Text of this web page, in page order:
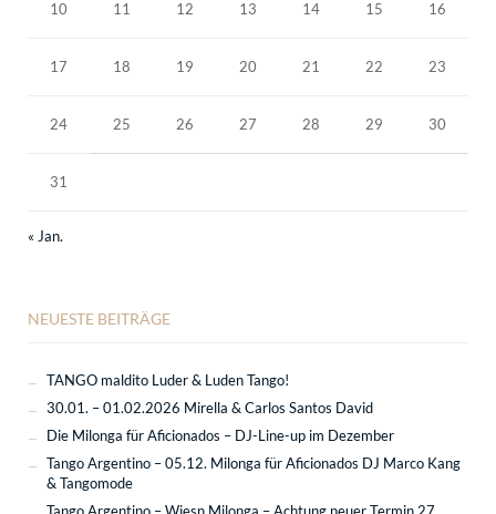
10 11 12 13 14 15 16
17 18 19 20 21 22 23
24 25 26 27 28 29 30
31
« Jan.
NEUESTE BEITRÄGE
TANGO maldito Luder & Luden Tango!
30.01. – 01.02.2026 Mirella & Carlos Santos David
Die Milonga für Aficionados – DJ-Line-up im Dezember
Tango Argentino – 05.12. Milonga für Aficionados DJ Marco Kang
& Tangomode
Tango Argentino – Wiesn Milonga – Achtung neuer Termin 27.